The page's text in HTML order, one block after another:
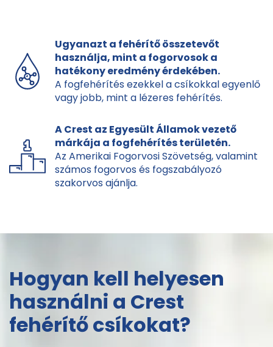
Ugyanazt a fehérítő összetevőt
használja, mint a fogorvosok a
hatékony eredmény érdekében.
A fogfehérítés ezekkel a csíkokkal egyenlő
vagy jobb, mint a lézeres fehérítés.
A Crest az Egyesült Államok vezető
márkája a fogfehérítés területén.
Az Amerikai Fogorvosi Szövetség, valamint
számos fogorvos és fogszabályozó
szakorvos ajánlja.
Hogyan kell helyesen
használni a Crest
fehérítő csíkokat?